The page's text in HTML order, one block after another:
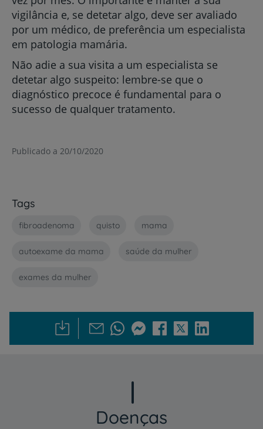
vigilância e, se detetar algo, deve ser avaliado
por um médico, de preferência um especialista
em patologia mamária.
Não adie a sua visita a um especialista se
detetar algo suspeito: lembre-se que o
diagnóstico precoce é fundamental para o
sucesso de qualquer tratamento.
Publicado a 20/10/2020
Tags
fibroadenoma quisto mama
autoexame da mama saúde da mulher
exames da mulher
Doenças